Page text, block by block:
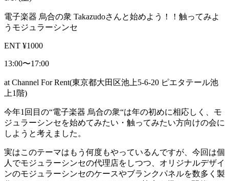
電子楽器 烏合の衆 Takazudoさんと始めよう！！触ってみよ
うモジュラーシンセ
ENT ¥1000
13:00〜17:00
at Channel For Rent(東京都大田区池上5-6-20 ピエタテール池
上1階)
今年1回目の“電子楽器 烏合の衆“は年の初めに相応しく、モ
ジュラーシンセを始めてみたい・触ってみたい方向けの会に
しようと考えました。
実はこのテーマはもう何度もやっているんですが、今回は個
人でモジュラーシンセの代理店をしつつ、オリジナルデザイ
ンのモジュラーシンセのケースやブランクパネルを数多く製